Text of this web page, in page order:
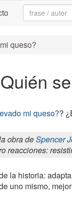
Search:
queso?
mi queso??
obra deSpencer
reacciones:
la historia:
uno mismo,